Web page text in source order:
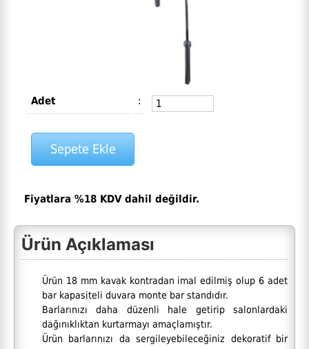
Adet :
Fiyatlara %18 KDV dahil değildir.
Ürün Açıklaması
Ürün 18 mm kavak kontradan imal edilmiş olup 6 adet
bar kapasiteli duvara monte bar standıdır.
Barlarınızı daha düzenli hale getirip salonlardaki
dağınıklıktan kurtarmayı amaçlamıştır.
Ürün barlarınızı da sergileyebileceğiniz dekoratif bir